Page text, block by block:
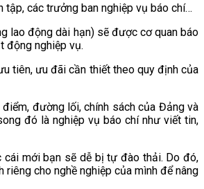
các trưởng ban nghiệp vụ báo chí…
lao động dài hạn) sẽ được cơ quan báo
động nghiệp vụ.
tiên, ưu đãi cần thiết theo quy định của
đường lối, chính sách của Đảng và
đó là nghiệp vụ báo chí như viết tin,
mới bạn sẽ dễ bị tự đào thải. Do đó,
cho nghề nghiệp của mình để nâng